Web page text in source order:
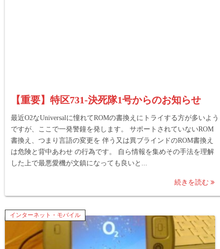
【重要】特区731-決死隊1号からのお知らせ
最近O2なUniversalに憧れてROMの書換えにトライする方が多いよう
ですが、ここで一発警鐘を発します。 サポートされていないROM
書換え、つまり言語の変更を 伴う又は異ブラインドのROM書換え
は危険と背中あわせ の行為です。 自ら情報を集めその手法を理解
した上で最悪愛機が文鎮になっても良いと...
続きを読む
インターネット・モバイル